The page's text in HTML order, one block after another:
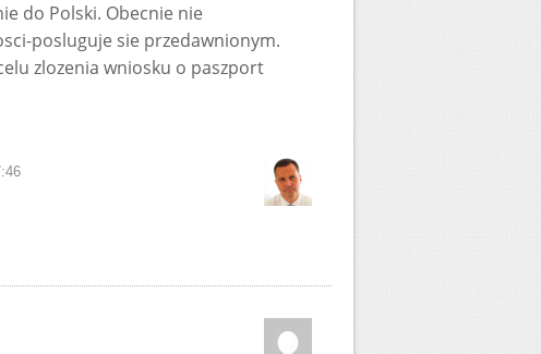
do Polski. Obecnie nie
posluguje sie przedawnionym.
zlozenia wniosku o paszport